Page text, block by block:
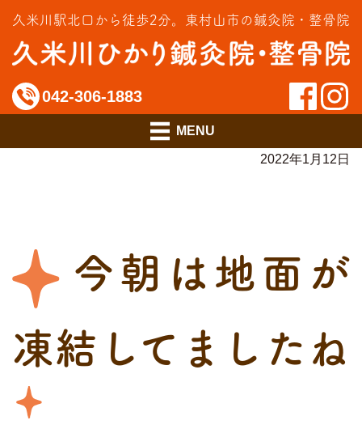
久米川駅北口から徒歩2分。 東村山市の鍼灸院・整骨院
042-306-1883
料金のご案内
アクセス
2022年1月12日
今朝は地面が
凍結してましたね